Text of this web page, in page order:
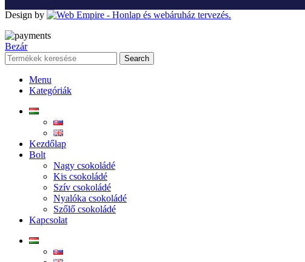
Design by
Bezár
Search
Menu
Kategóriák
Kezdőlap
Bolt
Nagy csokoládé
Kis csokoládé
Szív csokoládé
Nyalóka csokoládé
Szőlő csokoládé
Kapcsolat